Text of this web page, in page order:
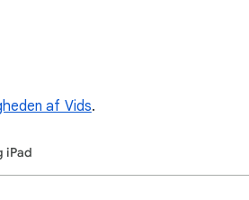
af Vids.
iPad